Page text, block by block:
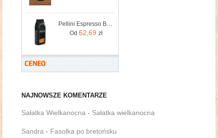
Od 62,69 zł
NAJNOWSZE KOMENTARZE
Sałatka Wielkanocna - Sałatka wielkanocna
Sandra - Fasolka po bretońsku